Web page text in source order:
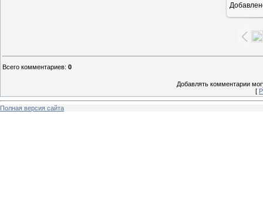
Всего комментариев: 0
Добавлять комментарии
[
Полная версия сайта